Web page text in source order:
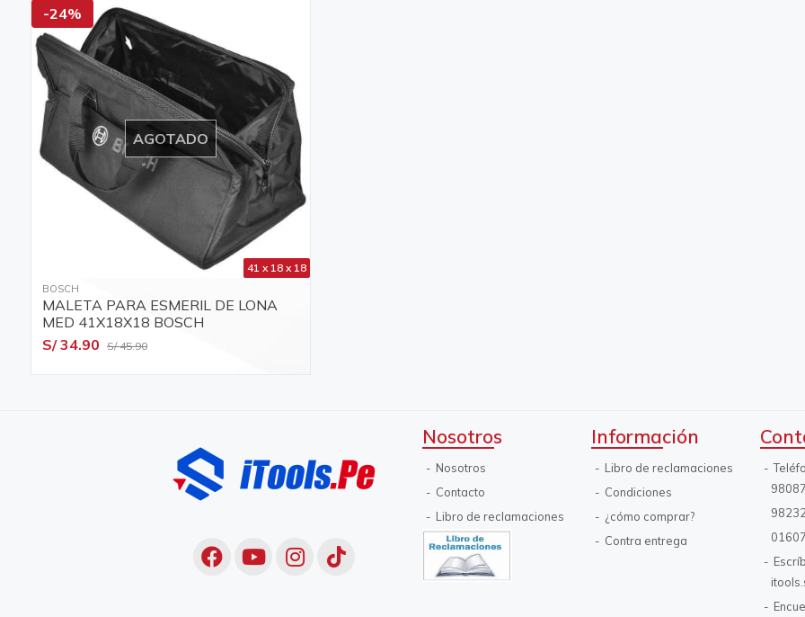
-24%
AGOTADO
41 x 18 x 18
BOSCH
MALETA PARA ESMERIL DE LONA
MED 41X18X18 BOSCH
S/ 34.90 S/ 45.90
Nosotros
Nosotros
Contacto
Libro de reclamaciones
Información
Libro de reclamaciones
Condiciones
¿cómo comprar?
Contra entrega